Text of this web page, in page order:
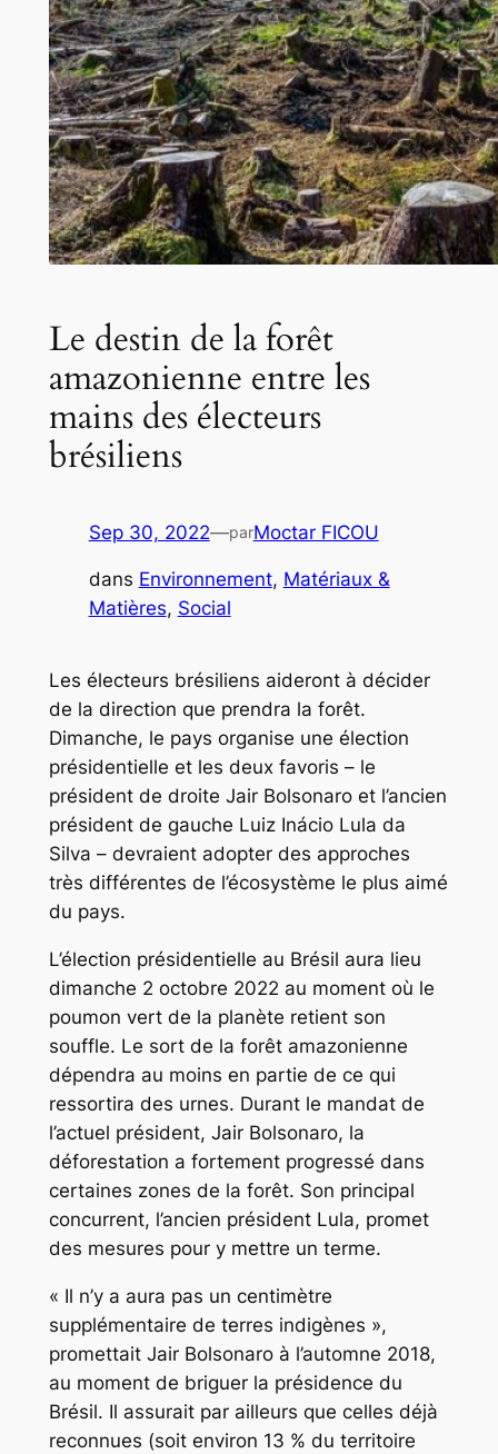
Le destin de la forêt
amazonienne entre les
mains des électeurs
brésiliens
Sep 30, 2022—parMoctar FICOU
dans Environnement, Matériaux &
Matières, Social
Les électeurs brésiliens aideront à décider
de la direction que prendra la forêt.
Dimanche, le pays organise une élection
présidentielle et les deux favoris – le
président de droite Jair Bolsonaro et l’ancien
président de gauche Luiz Inácio Lula da
Silva – devraient adopter des approches
très différentes de l’écosystème le plus aimé
du pays.
L’élection présidentielle au Brésil aura lieu
dimanche 2 octobre 2022 au moment où le
poumon vert de la planète retient son
souffle. Le sort de la forêt amazonienne
dépendra au moins en partie de ce qui
ressortira des urnes. Durant le mandat de
l’actuel président, Jair Bolsonaro, la
déforestation a fortement progressé dans
certaines zones de la forêt. Son principal
concurrent, l’ancien président Lula, promet
des mesures pour y mettre un terme.
« Il n’y a aura pas un centimètre
supplémentaire de terres indigènes »,
promettait Jair Bolsonaro à l’automne 2018,
au moment de briguer la présidence du
Brésil. Il assurait par ailleurs que celles déjà
reconnues (soit environ 13 % du territoire